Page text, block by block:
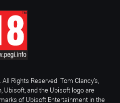
Rights Reserved. Tom Clancy’s,
Ubisoft, and the Ubisoft logo are
of Ubisoft Entertainment in the